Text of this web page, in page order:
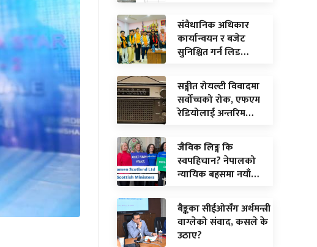
संवैधानिक अधिकार
कार्यान्वयन र बजेट
सुनिश्चित गर्न लिड…
सङ्गीत रोयल्टी विवादमा
सर्वोच्चको रोक, एफएम
रेडियोलाई अन्तरिम…
जैविक लिङ्ग कि
स्वपहिचान? नेपालको
न्यायिक बहसमा नयाँ…
बैङ्कका सीईओसँग अर्थमन्त्री
वाग्लेको संवाद, कसले के
उठाए?